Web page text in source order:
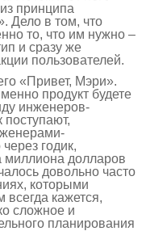
принципа
Дело в том, что
то, что им нужно –
и сразу же
пользователей.
«Привет, Мэри».
продукт будете
инженеров-
годик,
миллиона долларов
довольно часто
которыми
кажется,
сложное и
планирования